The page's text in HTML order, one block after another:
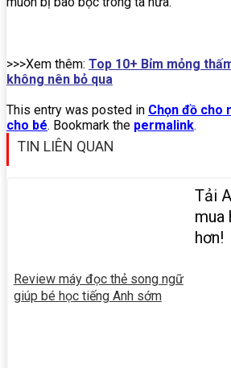
>>>Xem thêm: Top 10+ Bỉm mỏng
không nên bỏ qua
This entry was posted in Chọn đồ cho
cho bé. Bookmark the permalink.
TIN LIÊN QUAN
Review máy đọc thẻ song ngữ
giúp bé học tiếng Anh sớm
Tải
mua
hơn!